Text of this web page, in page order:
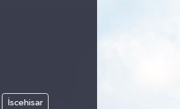
İscehisar